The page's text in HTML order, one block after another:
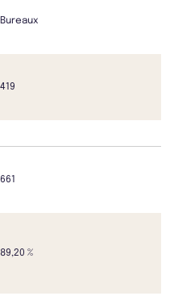
Bureaux
419
661
89,20 %